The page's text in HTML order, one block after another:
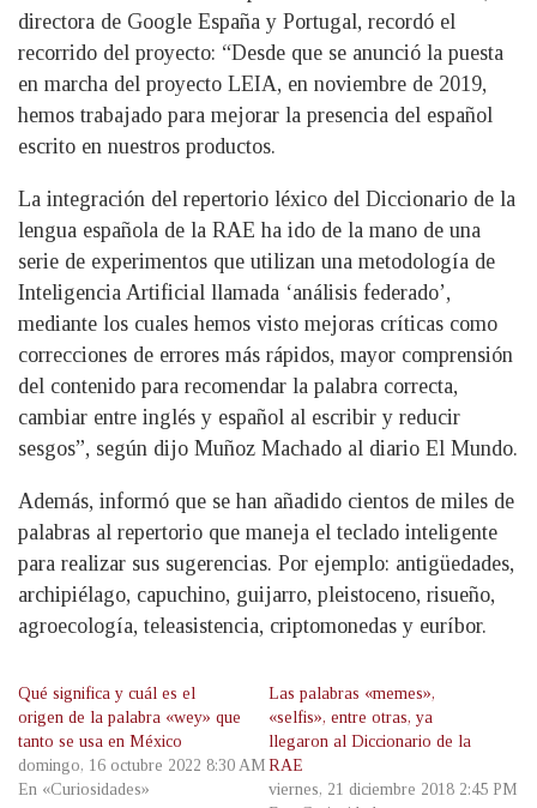
directora de Google España y Portugal, recordó el
recorrido del proyecto: “Desde que se anunció la puesta
en marcha del proyecto LEIA, en noviembre de 2019,
hemos trabajado para mejorar la presencia del español
escrito en nuestros productos.
La integración del repertorio léxico del Diccionario de la
lengua española de la RAE ha ido de la mano de una
serie de experimentos que utilizan una metodología de
Inteligencia Artificial llamada ‘análisis federado’,
mediante los cuales hemos visto mejoras críticas como
correcciones de errores más rápidos, mayor comprensión
del contenido para recomendar la palabra correcta,
cambiar entre inglés y español al escribir y reducir
sesgos”, según dijo Muñoz Machado al diario El Mundo.
Además, informó que se han añadido cientos de miles de
palabras al repertorio que maneja el teclado inteligente
para realizar sus sugerencias. Por ejemplo: antigüedades,
archipiélago, capuchino, guijarro, pleistoceno, risueño,
agroecología, teleasistencia, criptomonedas y euríbor.
Qué significa y cuál es el
origen de la palabra «wey» que
tanto se usa en México
domingo, 16 octubre 2022 8:30 AM
En «Curiosidades»
Las palabras «memes»,
«selfis», entre otras, ya
llegaron al Diccionario de la
RAE
viernes, 21 diciembre 2018 2:45 PM